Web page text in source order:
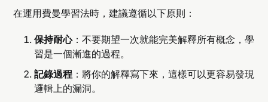
在運用費曼學習法時，建議遵循以下原則：
保持耐心：不要期望一次就能完美解釋所有概念，學
習是一個漸進的過程。
記錄過程 ：將你的解釋寫下來，這樣可以更容易發現
邏輯上的漏洞。